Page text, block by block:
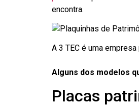
encontra.
A 3 TEC é uma
Alguns dos modelos
Placas